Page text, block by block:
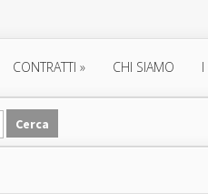
CONTRATTI » CHI SIAMO I